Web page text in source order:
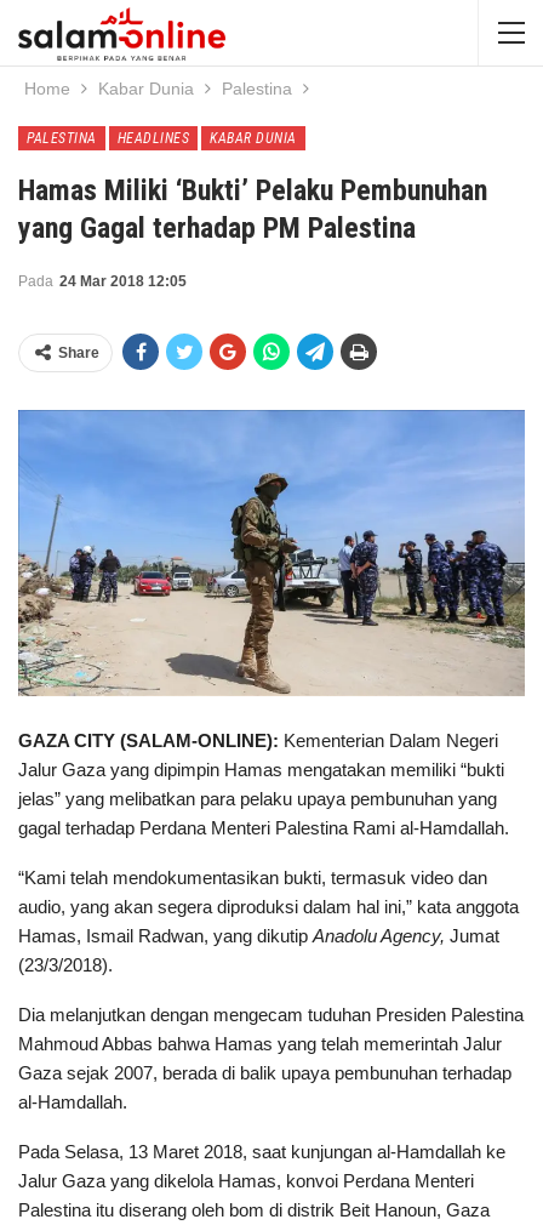
Home Kabar Dunia Palestina
PALESTINA HEADLINES KABAR DUNIA
Hamas Miliki ‘Bukti’ Pelaku Pembunuhan
yang Gagal terhadap PM Palestina
Pada 24 Mar 2018 12:05
Share
GAZA CITY (SALAM-ONLINE): Kementerian Dalam Negeri
Jalur Gaza yang dipimpin Hamas mengatakan memiliki “bukti
jelas” yang melibatkan para pelaku upaya pembunuhan yang
gagal terhadap Perdana Menteri Palestina Rami al-Hamdallah.
“Kami telah mendokumentasikan bukti, termasuk video dan
audio, yang akan segera diproduksi dalam hal ini,” kata anggota
Hamas, Ismail Radwan, yang dikutip Anadolu Agency, Jumat
(23/3/2018).
Dia melanjutkan dengan mengecam tuduhan Presiden Palestina
Mahmoud Abbas bahwa Hamas yang telah memerintah Jalur
Gaza sejak 2007, berada di balik upaya pembunuhan terhadap
al-Hamdallah.
Pada Selasa, 13 Maret 2018, saat kunjungan al-Hamdallah ke
Jalur Gaza yang dikelola Hamas, konvoi Perdana Menteri
Palestina itu diserang oleh bom di distrik Beit Hanoun, Gaza